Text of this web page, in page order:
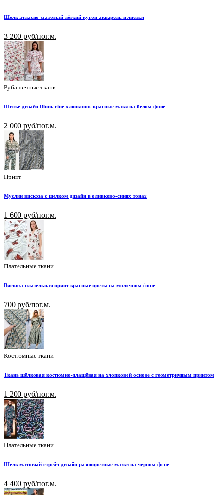
Шелк атласно-матовый лёгкий купон акварель и листья
3 200 руб/пог.м.
Рубашечные ткани
Шитье дизайн Blumarine хлопковое красные маки на белом фоне
2 000 руб/пог.м.
Принт
Муслин вискоза с шелком дизайн в оливково-синих тонах
1 600 руб/пог.м.
Плательные ткани
Вискоза плательная принт красные цветы на молочном фоне
700 руб/пог.м.
Костюмные ткани
Ткань шёлковая костюмно-плащёвая на хлопковой основе с геометричным принтом
1 200 руб/пог.м.
Плательные ткани
Шелк матовый стрейч дизайн разноцветные мазки на черном фоне
4 400 руб/пог.м.